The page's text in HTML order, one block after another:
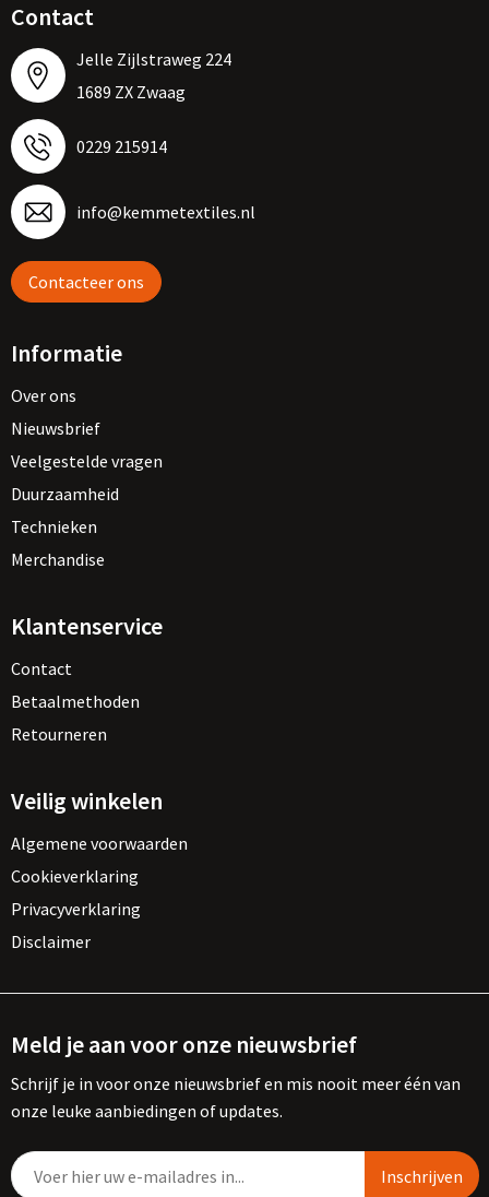
Contact
Jelle Zijlstraweg 224
1689 ZX Zwaag
0229 215914
info@kemmetextiles.nl
Contacteer ons
Informatie
Over ons
Nieuwsbrief
Veelgestelde vragen
Duurzaamheid
Technieken
Merchandise
Klantenservice
Contact
Betaalmethoden
Retourneren
Veilig winkelen
Algemene voorwaarden
Cookieverklaring
Privacyverklaring
Disclaimer
Meld je aan voor onze nieuwsbrief
Schrijf je in voor onze nieuwsbrief en mis nooit meer één van
onze leuke aanbiedingen of updates.